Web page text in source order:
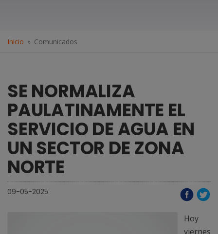
Inicio Comunicados
SE NORMALIZA
PAULATINAMENTE EL
SERVICIO DE AGUA EN
UN SECTOR DE ZONA
NORTE
09-05-2025
Hoy
viernes